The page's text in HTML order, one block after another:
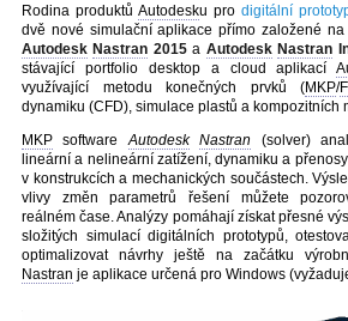
Rodina produktů Autodesku pro digitální
dvě nové simulační aplikace přímo založené na
Autodesk Nastran 2015a Autodesk Nastran
stávající portfolio desktop a cloud aplikací
využívající metodu konečných prvků (MKP/
dynamiku (CFD), simulace plastů a kompozitních
MKP software Autodesk Nastran (solver)
lineární a nelineární zatížení, dynamiku a
v konstrukcích a mechanických součástech.
vlivy změn parametrů řešení můžete
reálném čase. Analýzy pomáhají získat přesné
složitých simulací digitálních prototypů,
optimalizovat návrhy ještě na začátku
Nastran je aplikace určená pro Windows